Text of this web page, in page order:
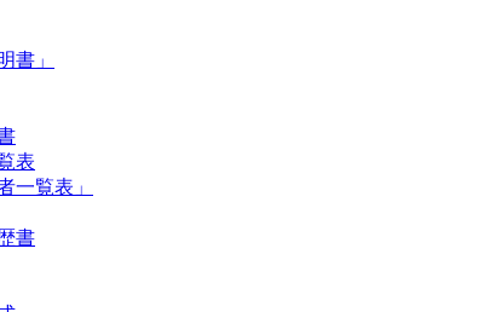
書」
表
一覧表」
書